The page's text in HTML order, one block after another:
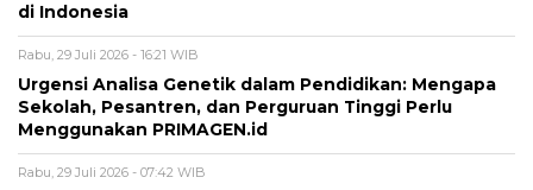
di Indonesia
Rabu, 29 Juli 2026 - 16:21 WIB
Urgensi Analisa Genetik dalam Pendidikan: Mengapa
Sekolah, Pesantren, dan Perguruan Tinggi Perlu
Menggunakan PRIMAGEN.id
Rabu, 29 Juli 2026 - 07:42 WIB